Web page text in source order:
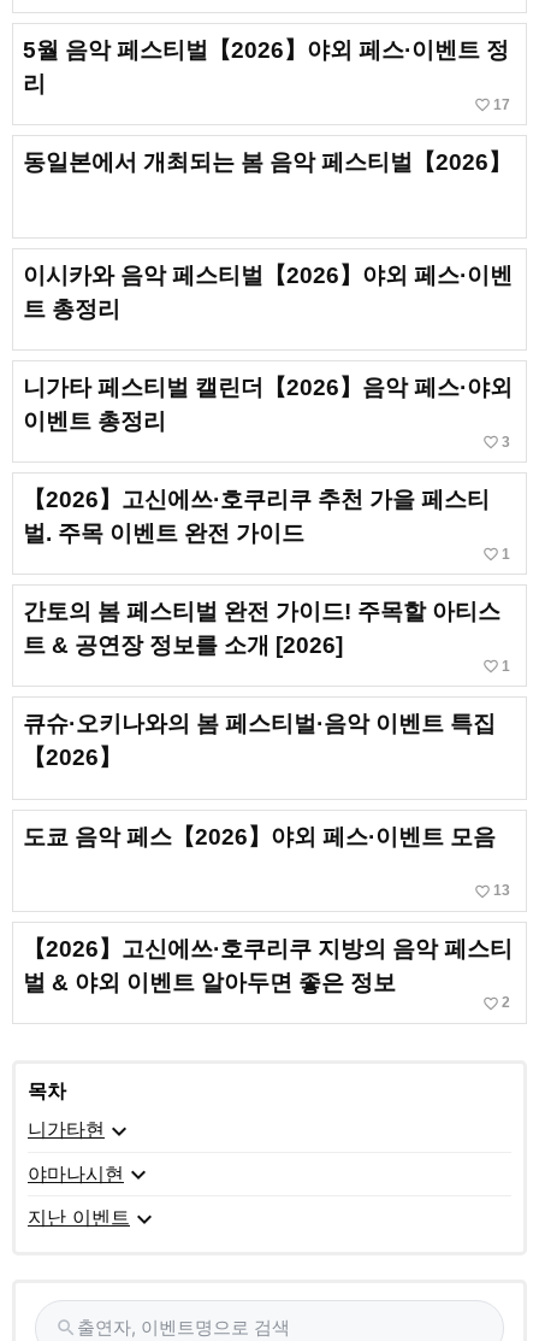
5월 음악 페스티벌【2026】야외 페스·이벤트 정
리
favorite_border 17
동일본에서 개최되는 봄 음악 페스티벌【2026】
이시카와 음악 페스티벌【2026】야외 페스·이벤
트 총정리
니가타 페스티벌 캘린더【2026】음악 페스·야외
이벤트 총정리
favorite_border 3
【2026】고신에쓰·호쿠리쿠 추천 가을 페스티
벌. 주목 이벤트 완전 가이드
favorite_border 1
간토의 봄 페스티벌 완전 가이드! 주목할 아티스
트 & 공연장 정보를 소개 [2026]
favorite_border 1
큐슈·오키나와의 봄 페스티벌·음악 이벤트 특집
【2026】
도쿄 음악 페스【2026】야외 페스·이벤트 모음
favorite_border 13
【2026】고신에쓰·호쿠리쿠 지방의 음악 페스티
벌 & 야외 이벤트 알아두면 좋은 정보
favorite_border 2
목차
니가타현 expand_more
야마나시현 expand_more
지난 이벤트 expand_more
search 출연자, 이벤트명으로 검색